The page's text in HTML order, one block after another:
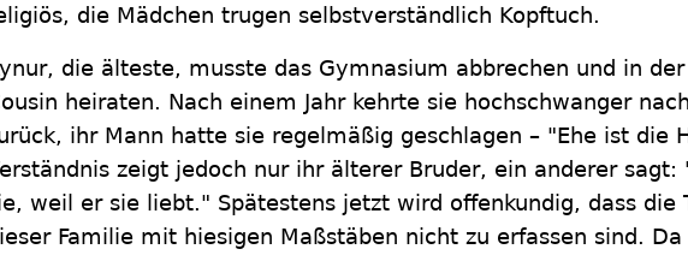
die Mädchen trugen selbstverständlich Kopftuch.
die älteste, musste das Gymnasium abbrechen und in der
heiraten. Nach einem Jahr kehrte sie hochschwanger
ihr Mann hatte sie regelmäßig geschlagen – "Ehe ist die
zeigt jedoch nur ihr älterer Bruder, ein anderer sagt:
weil er sie liebt." Spätestens jetzt wird offenkundig, dass die
Familie mit hiesigen Maßstäben nicht zu erfassen sind.